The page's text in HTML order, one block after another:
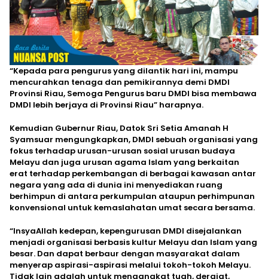
“Kepada para pengurus yang dilantik hari ini, mampu
mencurahkan tenaga dan pemikirannya demi DMDI
Provinsi Riau, Semoga Pengurus baru DMDI bisa membawa
DMDI lebih berjaya di Provinsi Riau” harapnya.
Kemudian Gubernur Riau, Datok Sri Setia Amanah H
Syamsuar mengungkapkan, DMDI sebuah organisasi yang
fokus terhadap urusan-urusan sosial urusan budaya
Melayu dan juga urusan agama Islam yang berkaitan
erat terhadap perkembangan di berbagai kawasan antar
negara yang ada di dunia ini menyediakan ruang
berhimpun di antara perkumpulan ataupun perhimpunan
konvensional untuk kemaslahatan umat secara bersama.
“InsyaAllah kedepan, kepengurusan DMDI disejalankan
menjadi organisasi berbasis kultur Melayu dan Islam yang
besar. Dan dapat berbaur dengan masyarakat dalam
menyerap aspirasi-aspirasi melalui tokoh-tokoh Melayu.
Tidak lain adalah untuk mengangkat tuah, derajat,